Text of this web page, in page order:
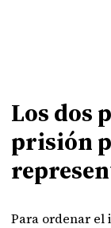
Los dos
prisión
Para ordenar